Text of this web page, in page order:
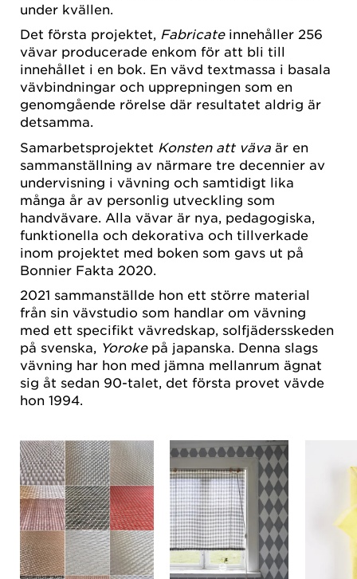
under kvällen.
Det första projektet, Fabricate innehåller 256
vävar producerade enkom för att bli till
innehållet i en bok. En vävd textmassa i basala
vävbindningar och upprepningen som en
genomgående rörelse där resultatet aldrig är
detsamma.
Samarbetsprojektet Konsten att väva är en
sammanställning av närmare tre decennier av
undervisning i vävning och samtidigt lika
många år av personlig utveckling som
handvävare. Alla vävar är nya, pedagogiska,
funktionella och dekorativa och tillverkade
inom projektet med boken som gavs ut på
Bonnier Fakta 2020.
2021 sammanställde hon ett större material
från sin vävstudio som handlar om vävning
med ett specifikt vävredskap, solfjädersskeden
på svenska, Yoroke på japanska. Denna slags
vävning har hon med jämna mellanrum ägnat
sig åt sedan 90-talet, det första provet vävde
hon 1994.